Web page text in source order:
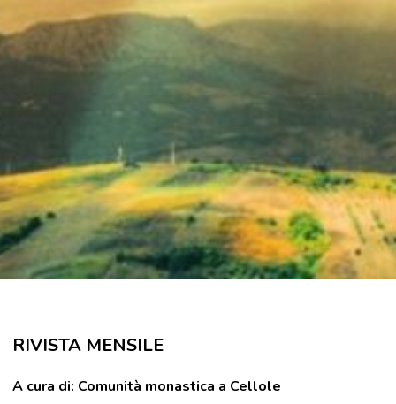
RIVISTA MENSILE
A cura di: Comunità monastica a Cellole